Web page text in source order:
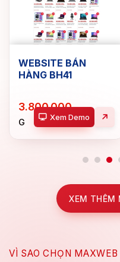
WEBSITE BẤT
ĐỘNG SẢN DT3
Liên hệ
Gói:
tin
Xem Demo
XEM THÊM
VÌ SAO CHỌN MAXWEB